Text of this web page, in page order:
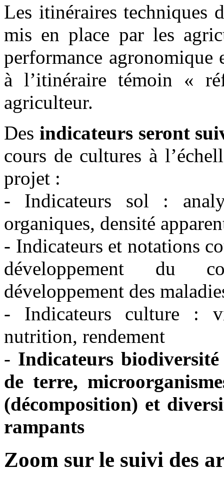
Les itinéraires techniques
mis en place par les
performance agronomique
à l’itinéraire témoin «
agriculteur.
Des indicateurs seront
cours de cultures à
projet :
- Indicateurs sol :
organiques, densité
- Indicateurs et notations
développement du
développement des
- Indicateurs culture :
nutrition, rendement
- Indicateurs
de terre,
(décomposition) et
rampants
Zoom sur le suivi des